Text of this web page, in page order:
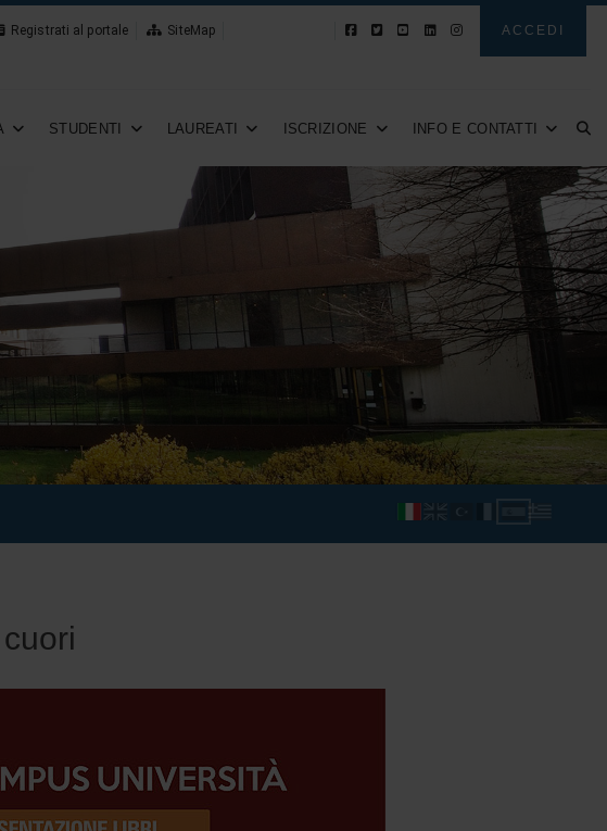
Registrati al portale SiteMap ACCEDI
STUDENTI LAUREATI ISCRIZIONE INFO E CONTATTI